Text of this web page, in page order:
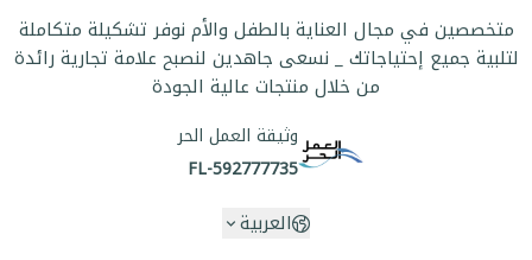
متخصصين في مجال العناية بالطفل والأم نوفر تشكيلة متكاملة
لتلبية جميع إحتياجاتك _ نسعى جاهدين لنصبح علامة تجارية رائدة
من خلال منتجات عالية الجودة
وثيقة العمل الحر
FL-592777735
العربية